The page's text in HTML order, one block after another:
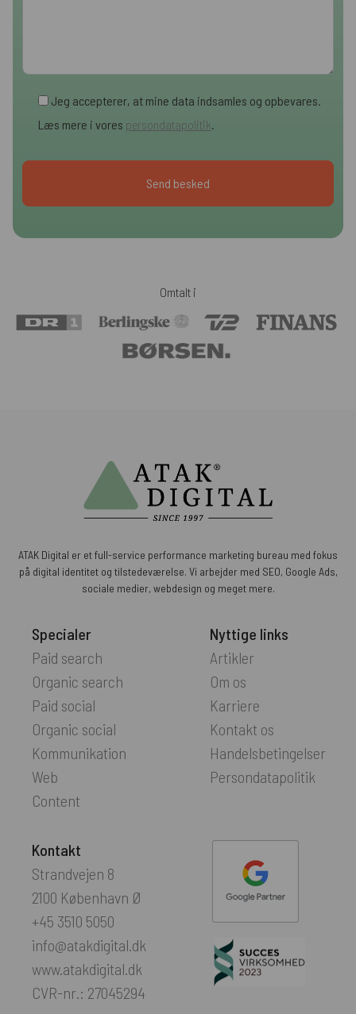
Jeg accepterer, at mine data indsamles og opbevares.
Læs mere i vores persondatapolitik.
Omtalt i
ATAK Digital er et full-service performance marketing bureau med fokus
på digital identitet og tilstedeværelse. Vi arbejder med SEO, Google Ads,
sociale medier, webdesign og meget mere.
Kontakt
Strandvejen 8
2100 København Ø
+45 3510 5050
info@atakdigital.dk
www.atakdigital.dk
CVR-nr.: 27045294
Specialer
Paid search
Organic search
Paid social
Organic social
Kommunikation
Web
Content
Nyttige links
Artikler
Om os
Karriere
Kontakt os
Handelsbetingelser
Persondatapolitik